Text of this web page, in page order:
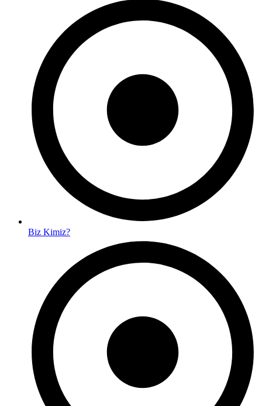
Biz Kimiz?